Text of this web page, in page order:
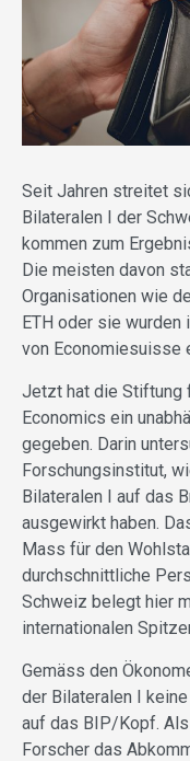
Seit Jahren streitet
Bilateralen I der
kommen zum
Die meisten davon
Organisationen wie
ETH oder sie
von Economiesuisse
Jetzt hat die Stiftung
Economics ein
gegeben. Darin
Forschungsinstitut,
Bilateralen I auf das
ausgewirkt haben.
Mass für den
durchschnittliche
Schweiz belegt hier
internationalen
Gemäss den
der Bilateralen I
auf das BIP/Kopf.
Forscher das